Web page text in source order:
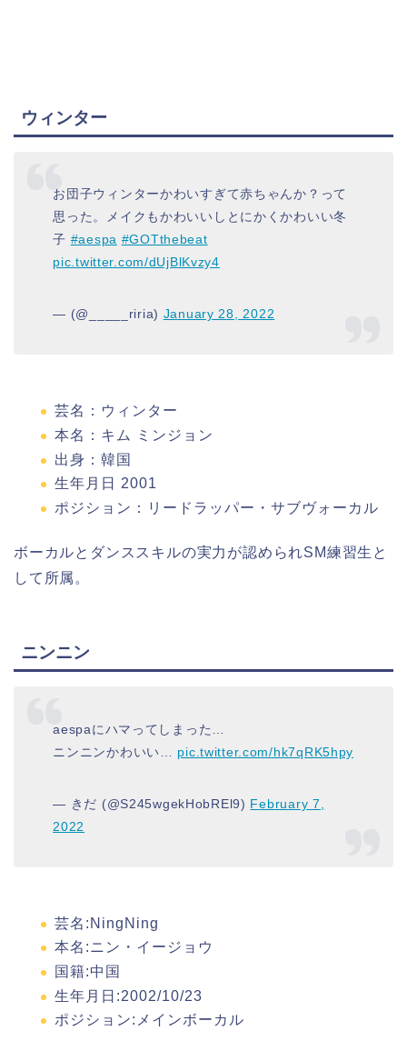
ウィンター
お団子ウィンターかわいすぎて赤ちゃんか？って
思った。メイクもかわいいしとにかくかわいい冬
子 #aespa #GOTthebeat
pic.twitter.com/dUjBlKvzy4
— (@_____riria) January 28, 2022
芸名：ウィンター
本名：キム ミンジョン
出身：韓国
生年月日 2001
ポジション：
リードラッパー・サブヴォーカル
ボーカルとダンススキルの実力 が認められSM練習生と
して所属。
ニンニン
aespaにハマってしまった…
ニンニンかわいい… pic.twitter.com/hk7qRK5hpy
— きだ (@S245wgekHobREl9) February 7,
2022
芸名:NingNing
本名:ニン・イージョウ
国籍:中国
生年月日:2002/10/23
ポジション:メインボーカル